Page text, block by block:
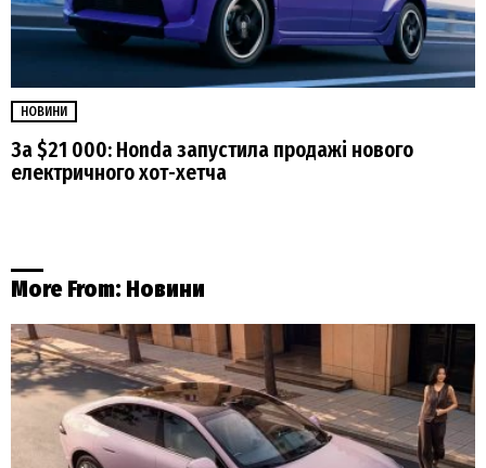
НОВИНИ
За $21 000: Honda запустила продажі нового
електричного хот-хетча
More From: Новини